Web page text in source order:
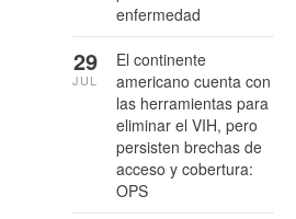
enfermedad
El continente
americano cuenta con
las herramientas para
eliminar el VIH, pero
persisten brechas de
acceso y cobertura:
OPS
29
JUL